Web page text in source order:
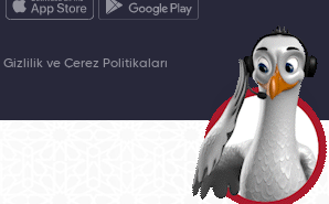
Gizlilik ve Çerez Politikaları